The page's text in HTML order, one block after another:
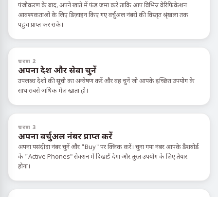
पंजीकरण के बाद, अपने खाते में फंड जमा करें ताकि आप विभिन्न वेरिफिकेशन
आवश्यकताओं के लिए डिज़ाइन किए गए वर्चुअल नंबरों की विस्तृत श्रृंखला तक
पहुंच प्राप्त कर सकें।
चरण 2
अपना देश और सेवा चुनें
उपलब्ध देशों की सूची का अन्वेषण करें और वह चुनें जो आपके इच्छित उपयोग के
साथ सबसे अधिक मेल खाता हो।
चरण 3
अपना वर्चुअल नंबर प्राप्त करें
अपना पसंदीदा नंबर चुनें और "Buy" पर क्लिक करें। चुना गया नंबर आपके डैशबोर्ड
के "Active Phones" सेक्शन में दिखाई देगा और तुरंत उपयोग के लिए तैयार
होगा।